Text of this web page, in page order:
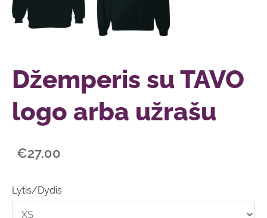
Džemperis su TAVO
logo arba užrašu
€27.00
Lytis/Dydis